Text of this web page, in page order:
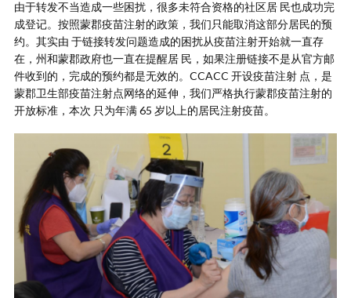
由于转发不当造成一些困扰，很多未符合资格的社区居 民也成功完
成登记。按照蒙郡疫苗注射的政策，我们只能取消这部分居民的预
约。其实由 于链接转发问题造成的困扰从疫苗注射开始就一直存
在，州和蒙郡政府也一直在提醒居 民，如果注册链接不是从官方邮
件收到的，完成的预约都是无效的。CCACC 开设疫苗注射 点，是
蒙郡卫生部疫苗注射点网络的延伸，我们严格执行蒙郡疫苗注射的
开放标准，本次 只为年满 65 岁以上的居民注射疫苗。